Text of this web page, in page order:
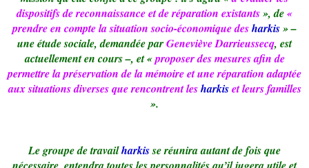
dispositifs de reconnaissance et de réparation existants», de«
prendre en compte la situation socio-économique desharkis» –
une étude sociale, demandée parGeneviève Darrieussecq, est
actuellement en cours –, et «proposer des mesures afin de
permettre la préservation de la mémoire et une réparation adaptée
aux situations diverses que rencontrent lesharkiset leurs familles
».
Le groupe de travailharkisse réunira autant de fois que